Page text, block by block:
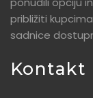
približiti
sadnice
Kontakt